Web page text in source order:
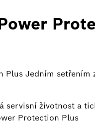
Plus Jedním setřením
servisní životnost a
Protection Plus